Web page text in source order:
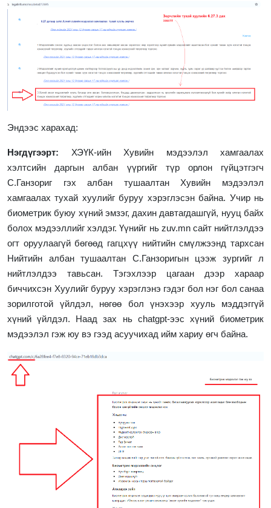
Эндээс харахад:
Нэгдүгээрт: ХЭҮК-ийн Хувийн мэдээлэл хамгаалах
хэлтсийн даргын албан үүргийг түр орлон гүйцэтгэгч
С.Ганзориг гэх албан тушаалтан Хувийн мэдээлэл
хамгаалах тухай хуулийг буруу хэрэглэсэн байна. Учир нь
биометрик буюу хүний эмзэг, дахин давтагдашгүй, нууц байх
болох мэдээллийг хэлдэг. Үүнийг нь zuv.mn сайт нийтлэлдээ
огт оруулаагүй бөгөөд гагцхүү нийтийн смүлжээнд тархсан
Нийтийн албан тушаалтан С.Ганзоригын цээж зургийг л
нийтлэлдээ тавьсан.
Тэгэхлээр цагаан дээр хараар
биччихсэн Хуулийг буруу хэрэглэнэ гэдэг бол нэг бол санаа
зорилготой үйлдэл, нөгөө бол үнэхээр хууль мэддэггүй
хүний үйлдэл. Наад зах нь chatgpt-ээс хүний биометрик
мэдээлэл гэж юу вэ гээд асуучихад ийм хариу өгч байна.